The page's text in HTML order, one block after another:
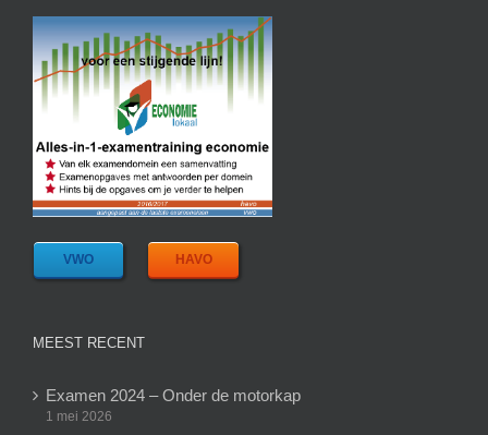
VWO HAVO
MEEST RECENT
Examen 2024 – Onder de motorkap
1 mei 2026